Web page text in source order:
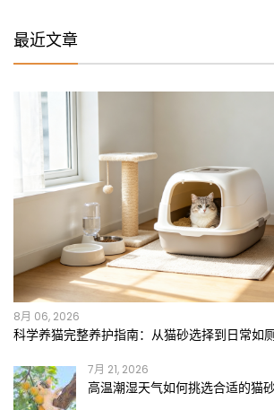
最近文章
8月 06, 2026
科学养猫完整养护指南：从猫砂选择到日常如
7月 21, 2026
高温潮湿天气如何挑选合适的猫